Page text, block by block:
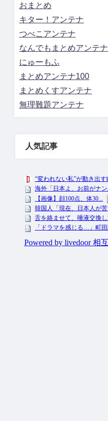
おまとめ
キター！アンテナ
つべこアンテナ
なんでもまとめアンテナ
にゅーもふ
まとめアンテナ100
まとめくすアンテナ
無理難題アンテナ
人気記事